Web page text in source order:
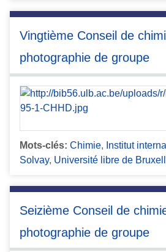
Vingtième Conseil de
photographie de groupe
Mots-clés: Chimie, Institut
Solvay, Université libre de
Seizième Conseil de
photographie de groupe